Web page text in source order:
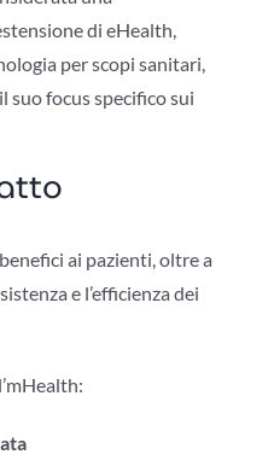
di eHealth,
per scopi sanitari,
suo focus specifico sui
ai pazienti, oltre a
e l’efficienza dei